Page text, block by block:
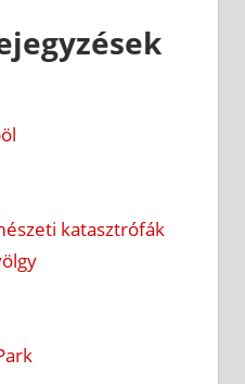
katasztrófák